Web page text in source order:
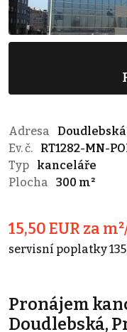
Adresa
Doudlebská
Ev. č.
RT1282-MN-
Typ
kanceláře
Plocha
300 m²
15,50 EUR za
servisní poplatky
Pronájem
Doudlebská,